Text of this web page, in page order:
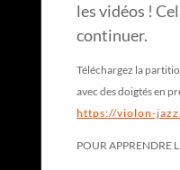
les vidéos !
continuer.
Téléchargez la
avec des doigtés en
https://violon-
POUR APPRENDRE